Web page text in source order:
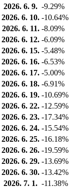
2026. 6. 9. -9.29%
2026. 6. 10. -10.64%
2026. 6. 11. -8.09%
2026. 6. 12. -6.09%
2026. 6. 15. -5.48%
2026. 6. 16. -6.53%
2026. 6. 17. -5.00%
2026. 6. 18. -6.91%
2026. 6. 19. -10.69%
2026. 6. 22. -12.59%
2026. 6. 23. -17.34%
2026. 6. 24. -15.54%
2026. 6. 25. -16.18%
2026. 6. 26. -19.59%
2026. 6. 29. -13.69%
2026. 6. 30. -13.42%
2026. 7. 1. -11.38%